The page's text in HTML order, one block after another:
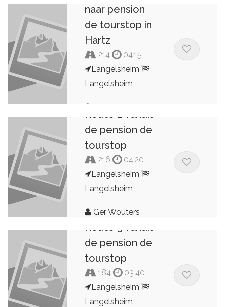
naar pension
de tourstop in
Hartz
214
04:15
Langelsheim
Langelsheim
Ger Wouters
Route 2 vanuit
de pension de
tourstop
216
04:20
Langelsheim
Langelsheim
Ger Wouters
Route 3 vanuit
de pension de
tourstop
184
03:40
Langelsheim
Langelsheim